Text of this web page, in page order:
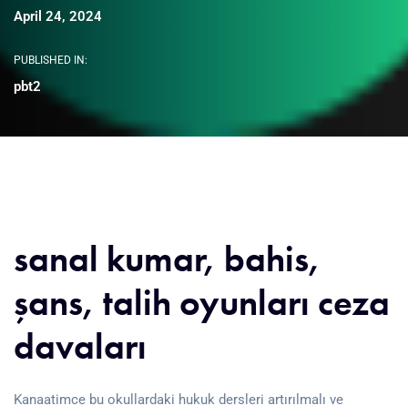
April 24, 2024
PUBLISHED IN:
pbt2
sanal kumar, bahis,
şans, talih oyunları ceza
davaları
Kanaatimce bu okullardaki hukuk dersleri artırılmalı ve